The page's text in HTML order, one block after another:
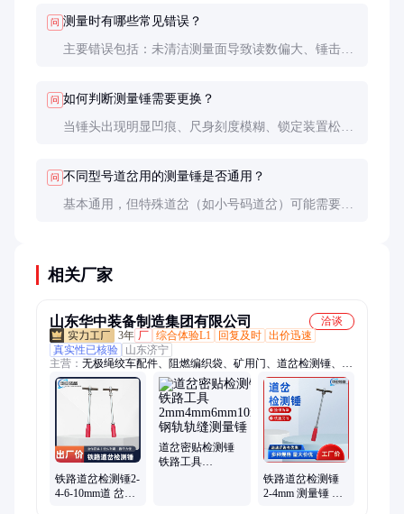
问 测量时有哪些常见错误？
主要错误包括：未清洁测量面导致读数偏大、锤击力
问 如何判断测量锤需要更换？
当锤头出现明显凹痕、尺身刻度模糊、锁定装置松
问 不同型号道岔用的测量锤是否通用？
基本通用，但特殊道岔（如小号码道岔）可能需要定
相关厂家
山东华中装备制造集团有限公司
洽谈
3年 厂 综合体验L1 回复及时 出价迅速
真实性已核验
山东济宁
主营： 无极绳绞车配件、阻燃编织袋、矿用门、道岔检测锤、矿
山机械设备
铁路道岔检测锤2-
4-6-10mm道 岔铁
道岔密贴检测锤
铁路工具
铁路道岔检测锤
2-4mm 测量锤 多